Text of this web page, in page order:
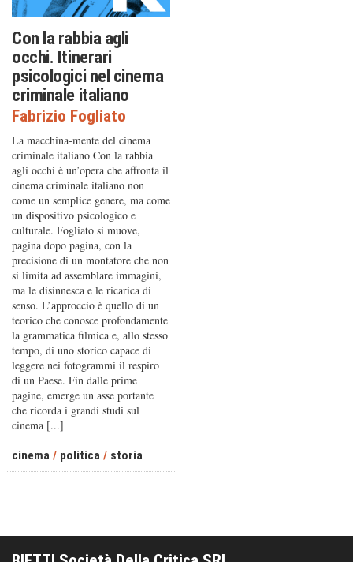
Con la rabbia agli
occhi. Itinerari
psicologici nel cinema
criminale italiano
Fabrizio Fogliato
La macchina-mente del cinema
criminale italiano Con la rabbia
agli occhi è un’opera che affronta il
cinema criminale italiano non
come un semplice genere, ma come
un dispositivo psicologico e
culturale. Fogliato si muove,
pagina dopo pagina, con la
precisione di un montatore che non
si limita ad assemblare immagini,
ma le disinnesca e le ricarica di
senso. L’approccio è quello di un
teorico che conosce profondamente
la grammatica filmica e, allo stesso
tempo, di uno storico capace di
leggere nei fotogrammi il respiro
di un Paese. Fin dalle prime
pagine, emerge un asse portante
che ricorda i grandi studi sul
cinema [...]
cinema / politica / storia